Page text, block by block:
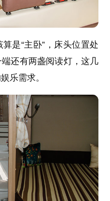
是“主卧”，床头位置处
还有两盏阅读灯，这几
乐需求。